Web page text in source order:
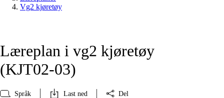
Vg2 kjøretøy
Læreplan i vg2 kjøretøy
(KJT02‑03)
Språk Last ned Del